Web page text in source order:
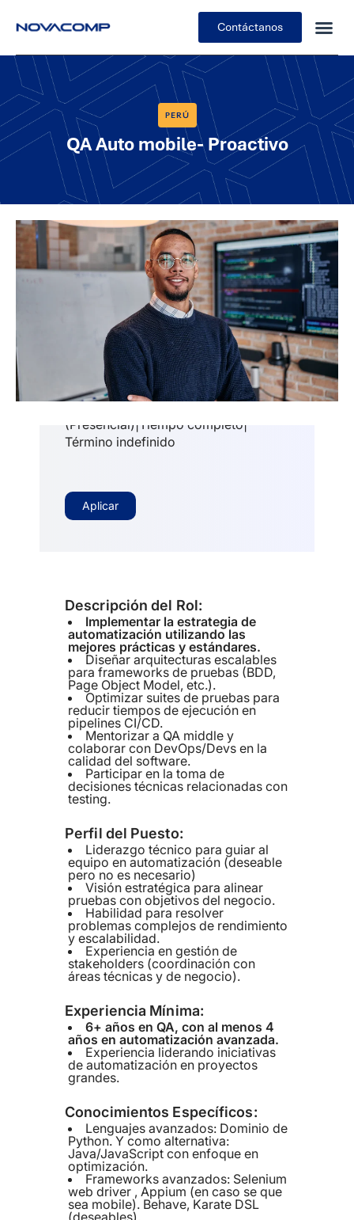
Contáctanos
PERÚ
QA Auto mobile- Proactivo